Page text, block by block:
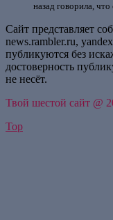
назад говорила,
Сайт представляет
news.rambler.ru,
публикуются без
достоверность
не несёт.
Твой шестой сайт @
Top